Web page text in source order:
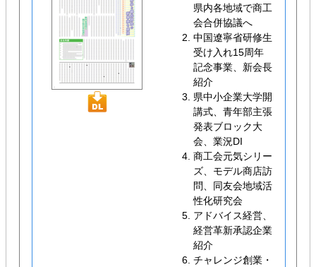
県内各地域で商工
会合併協議へ
中国遼寧省研修生
受け入れ15周年
記念事業、新会長
紹介
県中小企業大学開
講式、青年部主張
発表ブロック大
会、業況DI
商工会元気シリー
ズ、モデル商店訪
問、同友会地域活
性化研究会
アドバイス経営、
経営革新承認企業
紹介
チャレンジ創業・